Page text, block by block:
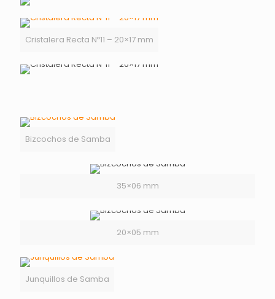
Cristalera Recta Nº11 – 20×17 mm
Bizcochos de Samba
35×06 mm
20×05 mm
Junquillos de Samba